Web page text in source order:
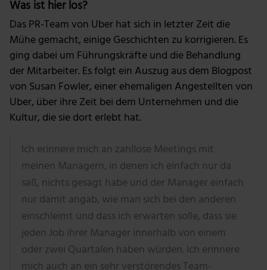
Was ist hier los?
Das PR-Team von Uber hat sich in letzter Zeit die
Mühe gemacht, einige Geschichten zu korrigieren. Es
ging dabei um Führungskräfte und die Behandlung
der Mitarbeiter. Es folgt ein Auszug aus dem Blogpost
von Susan Fowler, einer ehemaligen Angestellten von
Uber, über ihre Zeit bei dem Unternehmen und die
Kultur, die sie dort erlebt hat.
Ich erinnere mich an zahllose Meetings mit
meinen Managern, in denen ich einfach nur da
saß, nichts gesagt habe und der Manager einfach
nur damit angab, wie man sich bei den anderen
einschleimt und dass ich erwarten solle, dass sie
jeden Job ihrer Manager innerhalb von einem
oder zwei Quartalen haben würden. Ich erinnere